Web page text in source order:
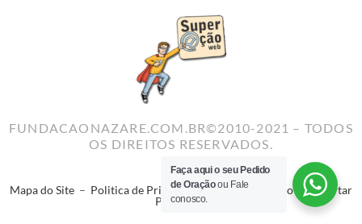
FUNDACAONAZARE.COM.BR©2010-2021 – TODOS
OS DIREITOS RESERVADOS.
Mapa do Site – Politica de Privacidade–Termos de Uso–Reportar
Problema
Faça aqui o seu Pedido
de Oraçãoou Fale
conosco.